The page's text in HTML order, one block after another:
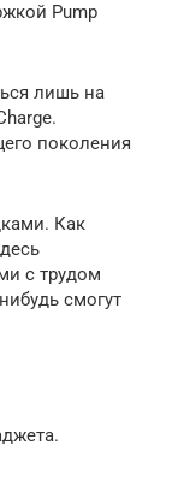
Pump
лишь на
поколения
Как
с трудом
смогут